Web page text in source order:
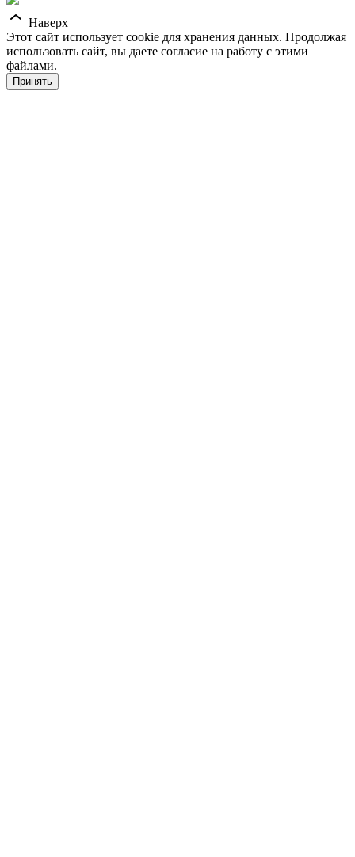
Наверх
Этот сайт использует cookie для хранения данных. Продолжая
использовать сайт, вы даете согласие на работу с этими
файлами.
Принять